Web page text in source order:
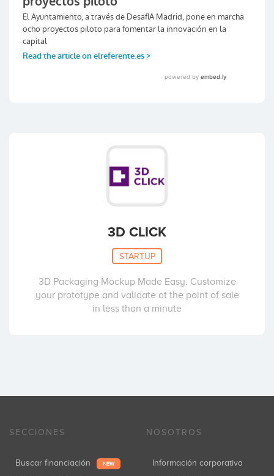
3D CLICK
STARTUP
3D Packaging Mockup Made Easy. Customize
your prototype and validate at the point of sale
in less than a minute
SECCIONES
Buscar financiación NEW
NOSOTROS
Información corporativa